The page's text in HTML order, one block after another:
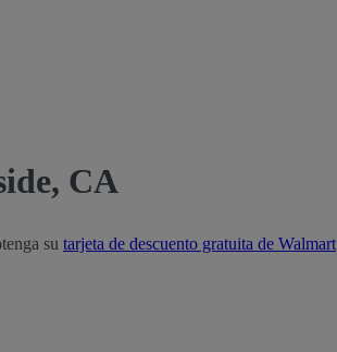
CA
su tarjeta de descuento gratuita de Walmart